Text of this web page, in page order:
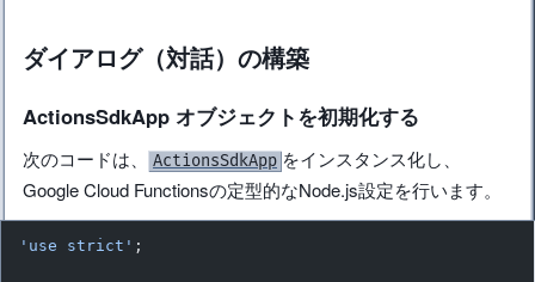
ダイアログ（対話）の構築
ActionsSdkApp オブジェクトを初期化する
次のコードは、 ActionsSdkApp をインスタンス化し、
Google Cloud Functionsの定型的なNode.js設定を行います。
'use strict' ;